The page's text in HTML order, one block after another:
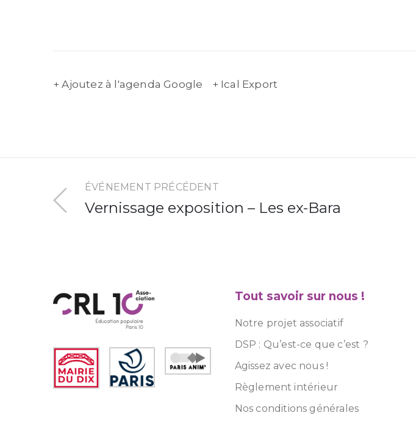
+ Ajoutez à l'agenda Google + Ical Export
ÉVÉNEMENT PRÉCÉDENT
Vernissage exposition – Les ex-Bara
Tout savoir sur nous !
Notre projet associatif
DSP : Qu’est-ce que c’est ?
Agissez avec nous !
Règlement intérieur
Nos conditions générales